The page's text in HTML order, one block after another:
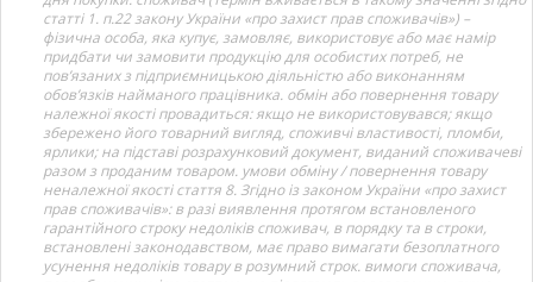
статті 1. п.22 закону України «про захист прав споживачів») –
фізична особа, яка купує, замовляє, використовує або має намір
придбати чи замовити продукцію для особистих потреб, не
пов’язаних з підприємницькою діяльністю або виконанням
обов’язків найманого працівника. обмін або повернення товару
належної якості провадиться: якщо не використовувався; якщо
збережено його товарний вигляд, споживчі властивості, пломби,
ярлики; на підставі розрахунковий документ, виданий споживачеві
разом з проданим товаром. умови обміну / повернення товару
неналежної якості стаття 8. Згідно із законом України «про захист
прав споживачів»: в разі виявлення протягом встановленого
гарантійного строку недоліків споживач, в порядку та в строки,
встановлені законодавством, має право вимагати безоплатного
усунення недоліків товару в розумний строк. вимоги споживача,